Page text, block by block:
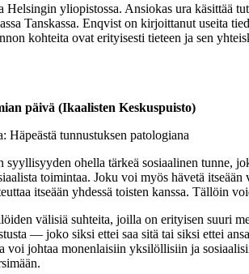
yliopistossa. Ansiokas ura käsittää
Tanskassa. Enqvist on kirjoittanut useita
kohteita ovat erityisesti tieteen ja sen
päivä (Ikaalisten Keskuspuisto)
Häpeästä tunnustuksen patologiana
syyllisyyden ohella tärkeä sosiaalinen tunne,
toimintaa. Joku voi myös hävetä
itseään yhdessä toisten kanssa. Tällöin
välisiä suhteita, joilla on erityisen suuri
— joko siksi ettei saa sitä tai siksi ettei
voi johtaa monenlaisiin yksilöllisiin ja